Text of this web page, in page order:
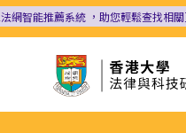
網智能推薦系統 ，助您輕鬆查找相